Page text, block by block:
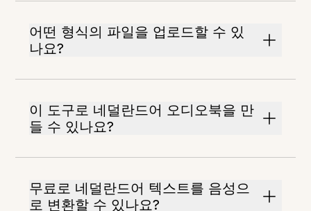
어떤 형식의 파일을 업로드할 수 있
나요?
이 도구로 네덜란드어 오디오북을 만
들 수 있나요?
무료로 네덜란드어 텍스트를 음성으
로 변환할 수 있나요?